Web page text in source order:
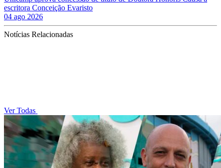
escritora Conceição Evaristo
04 ago 2026
Notícias Relacionadas
Ver Todas